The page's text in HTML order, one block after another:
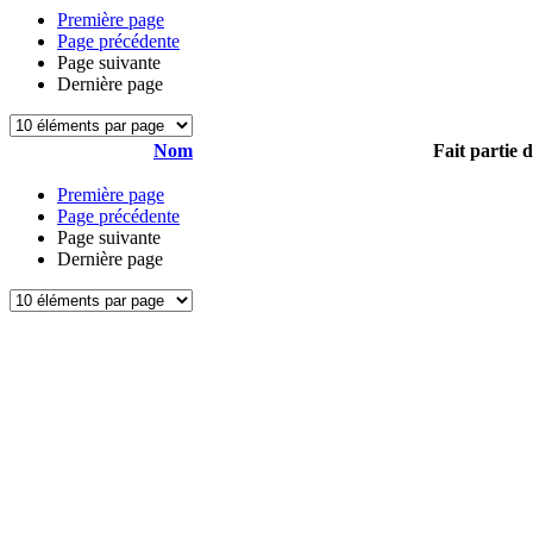
Première page
Page précédente
Page suivante
Dernière page
Nom Fait partie
Première page
Page précédente
Page suivante
Dernière page